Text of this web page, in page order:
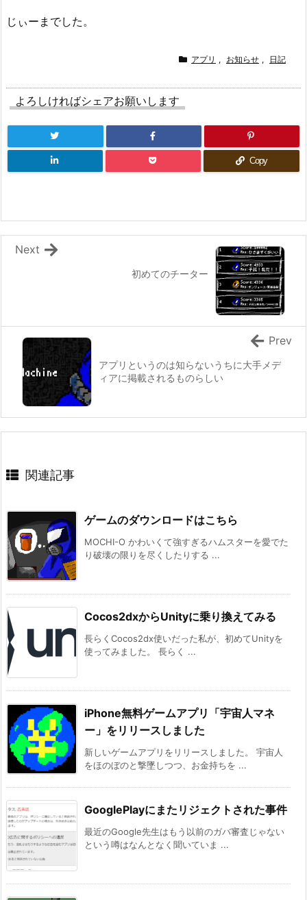
じぃーまでした。
アプリ , お知らせ , 日記
よろしければシェアお願いします
Copy
初めてのチーター
Next
アプリというのは知らないうちに大手メデ
ィアに掲載されるものらしい
Prev
関連記事
ゲームのダウンロードはこちら
MOCHI-O かわいくて強すぎるハムスターを愛でた
り破壊の限りを尽くしたりする ...
Cocos2dxからUnityに乗り換えてみる
長らくCocos2dx使いだった私が、初めてUnityを
使ってみました。 長らく ...
iPhone無料ゲームアプリ「宇宙人マネ
ー」をリリースしました
新しいゲームアプリをリリースしました。 宇宙人
をほのぼのと撃墜しつつ、お金持ちを ...
GooglePlayにまたリジェクトされた事件
最近のGoogle先生はもう以前のガバ審査じゃない
という噂はなんとなく聞いていま ...